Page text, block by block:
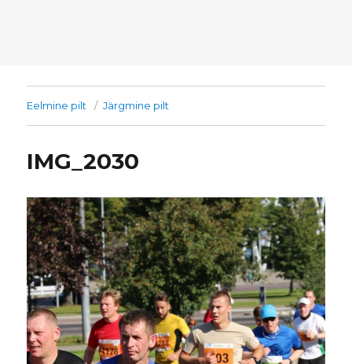
Eelmine pilt Järgmine pilt
IMG_2030